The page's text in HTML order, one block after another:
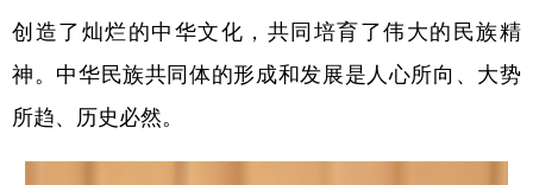
城市 旅游 能源 会展
彩票 娱乐 时尚 悦读
公益
创造了灿烂的中华文化，共同培育了伟大的民族精
神。中华民族共同体的形成和发展是人心所向、大势
所趋、历史必然。